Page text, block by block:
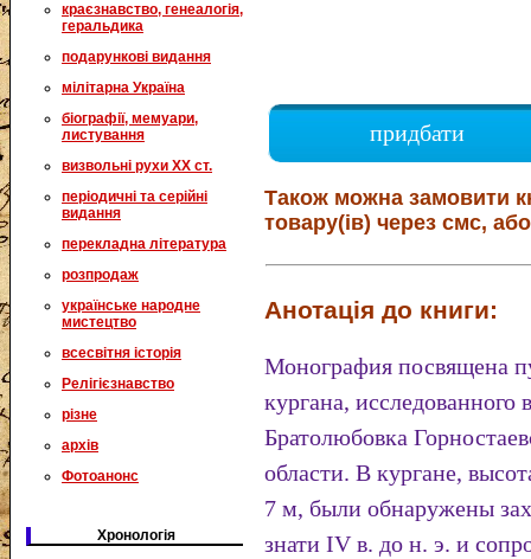
краєзнавство, генеалогія,
геральдика
подарункові видання
мілітарна Україна
біографії, мемуари,
листування
визвольні рухи XX ст.
періодичні та серійні
видання
перекладна література
розпродаж
українське народне
мистецтво
всесвітня історія
Релігієзнавство
різне
архів
Фотоанонс
Хронологія
придбати
Також можна замовити
товару(ів) через смс,
Анотація до книги:
Монография посвящена
кургана, исследованного
Братолюбовка
области. В кургане,
7 м, были обнаружены
знати IV в. до н. э. и